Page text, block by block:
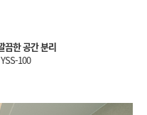
끔한 공간 분리
100